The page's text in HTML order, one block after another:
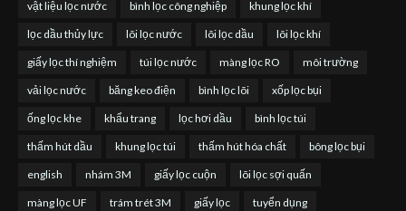
vật liệu lọc nước bình lọc công nghiệp khung lọc khí
lọc dầu thủy lực lõi lọc nước lõi lọc dầu lõi lọc khí
giấy lọc thí nghiệm túi lọc nước màng lọc RO môi trường
vải lọc nước băng keo điện bình lọc lõi xốp lọc bụi
ống lọc khe khẩu trang lọc hơi dầu bình lọc túi
thấm hút dầu khung lọc túi thấm hút hóa chất bông lọc bụi
english nhám 3M giấy lọc cuộn lõi lọc sợi quấn
màng lọc UF trám trét 3M giấy lọc tuyển dụng